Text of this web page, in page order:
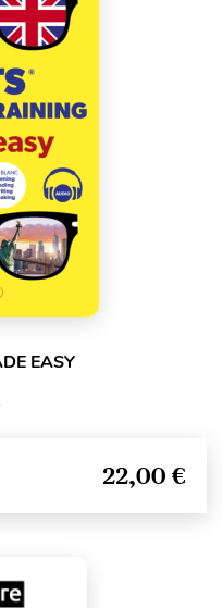
EASY
22,00 €